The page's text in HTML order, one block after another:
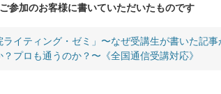
参加のお客様に書いていただいたものです
イティング・ゼミ」〜なぜ受講生が書いた記事
プロも通うのか？〜《全国通信受講対応》